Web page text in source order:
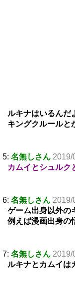
ルキナはいるんだ
キングクルールと
5: 名無しさん 2019/
カムイとシュルク
6: 名無しさん 2019/
ゲーム出身以外の
例えば漫画出身の
7: 名無しさん 2019/
ルキナとカムイは